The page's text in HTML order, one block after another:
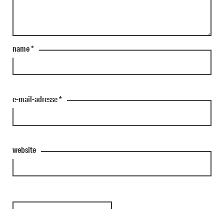
name*
e-mail-adresse*
website